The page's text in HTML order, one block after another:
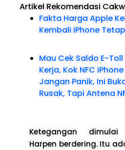
Artikel Rekomendasi
Fakta Harga Apple
Kembali iPhone
Mau Cek Saldo E-
Kerja, Kok NFC
Jangan Panik, Ini
Rusak, Tapi Antena
Ketegangan
Harpen berdering. Itu